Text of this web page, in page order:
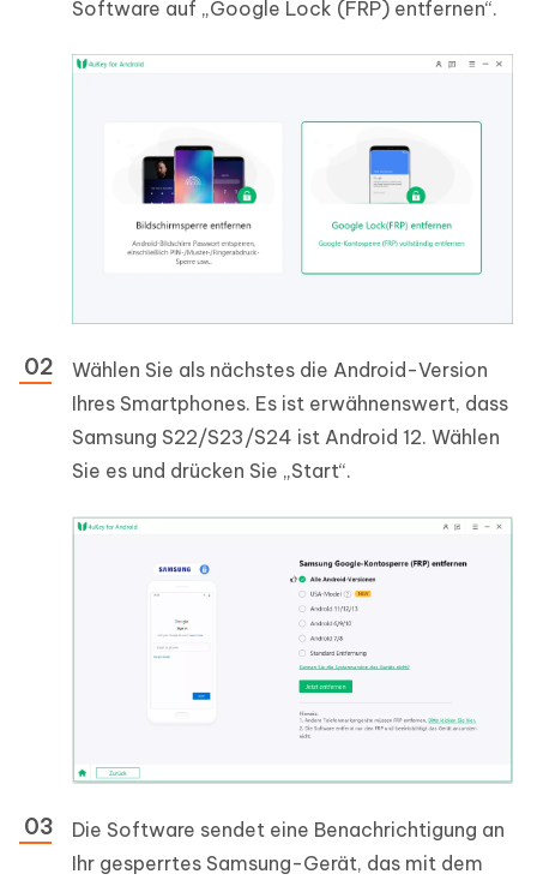
Software auf „Google Lock (FRP) entfernen“.
Wählen Sie als nächstes die Android-Version
Ihres Smartphones. Es ist erwähnenswert, dass
Samsung S22/S23/S24 ist Android 12. Wählen
Sie es und drücken Sie „Start“.
Die Software sendet eine Benachrichtigung an
Ihr gesperrtes Samsung-Gerät, das mit dem